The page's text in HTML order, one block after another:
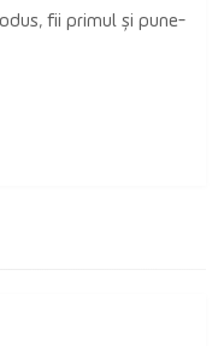
fii primul și pune-